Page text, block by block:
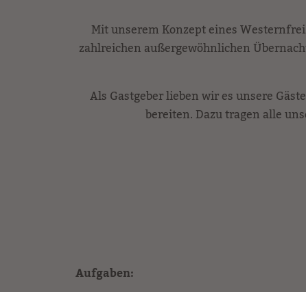
Mit unserem Konzept eines
zahlreichen außergewöhnlichen
Als Gastgeber lieben wir es unsere
bereiten. Dazu tragen alle
Aufgaben: